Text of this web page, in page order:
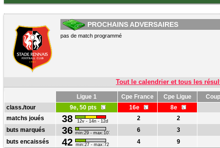
PROCHAINS ADVERSAIRES
pas de match programmé
Tout le calendrier et tous les
Ligue 1 Cpe France Cpe Ligue
class./tour
9e, 50 pts 16e
8e
matchs joués
38 12v - 14n - 12d 2
2
buts marqués
36 min:29 - max:107 6
3
buts encaissés
42 min:27 - max:72 4 9